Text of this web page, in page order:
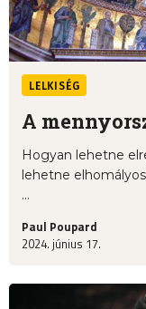
LELKISÉG
A
Hogyan lehetne
lehetne
...
Paul Poupard
2024. június 17.